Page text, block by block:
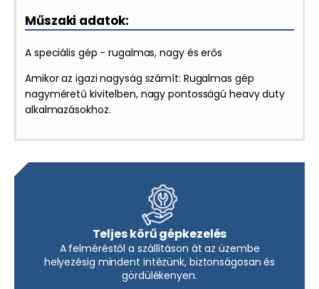
Műszaki adatok:
A speciális gép - rugalmas, nagy és erős
Amikor az igazi nagyság számít: Rugalmas gép
nagyméretű kivitelben, nagy pontosságú heavy duty
alkalmazásokhoz.
Teljes körű gépkezelés
A felméréstől a szállításon át az üzembe
helyezésig mindent intézünk, biztonságosan és
gördülékenyen.